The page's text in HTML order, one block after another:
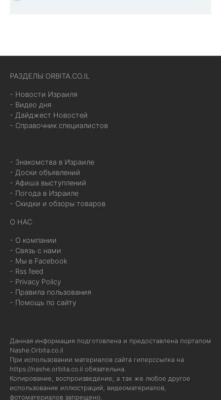
РАЗДЕЛЫ ORBITA.CO.IL
- Новости Израиля
- Видео дня
- Дайджест Новостей
- Справочник специалистов
- Знакомства в Израиле
- Доски объявлений
- Афиша выступлений
- Погода в Израиле
- Скидки и обзоры товаров
О НАС
- О компании
- Связь с нами
- Мы в Facebook
- Rss feed
- Privacy Policy
- Правила пользования
- Помощь по сайту
Данная информация подготовлена и предоставлена порталом
Nashe.Orbita.co.il
При использовании материалов сайта гиперссылка на
https://nashe.orbita.co.il обязательна.
Копирование, воспроизведение, а так же любое другое
использование иллюстраций, видеоматериалов,
фотоматериалов запрещено.